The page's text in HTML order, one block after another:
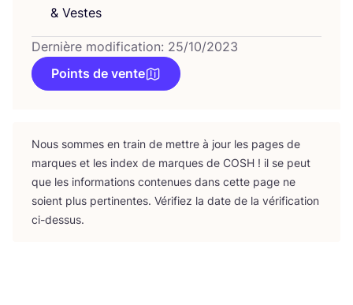
& Vestes
Dernière modification: 25/10/2023
Points de vente
Nous sommes en train de mettre à jour les pages de
marques et les index de marques de COSH ! il se peut
que les infor­ma­tions conte­nues dans cette page ne
soient plus per­ti­nentes. Véri­fiez la date de la véri­fi­ca­tion
ci-dessus.